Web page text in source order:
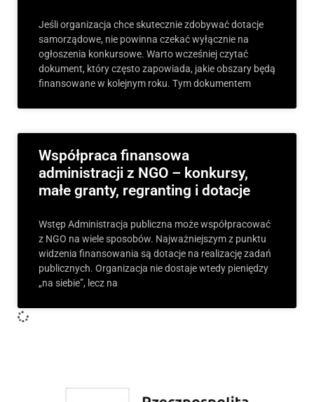
Jeśli organizacja chce skutecznie zdobywać dotacje
samorządowe, nie powinna czekać wyłącznie na
ogłoszenia konkursowe. Warto wcześniej czytać
dokument, który często zapowiada, jakie obszary będą
finansowane w kolejnym roku. Tym dokumentem
Współpraca finansowa
administracji z NGO – konkursy,
małe granty, regranting i dotacje
Wstęp Administracja publiczna może współpracować
z NGO na wiele sposobów. Najważniejszym z punktu
widzenia finansowania są dotacje na realizację zadań
publicznych. Organizacja nie dostaje wtedy pieniędzy
„na siebie”, lecz na